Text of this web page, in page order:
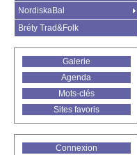
NordiskaBal
Bréty Trad&Folk
Galerie
Agenda
Mots-clés
Sites favoris
Connexion